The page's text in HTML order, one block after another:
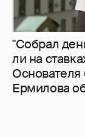
"Собрал
ли на
Основателя
Ермилова